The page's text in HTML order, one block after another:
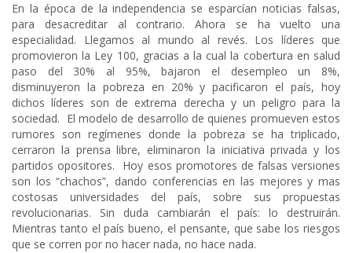
En la época de la independencia se esparcían noticias falsas,
para desacreditar al contrario. Ahora se ha vuelto una
especialidad. Llegamos al mundo al revés. Los líderes que
promovieron la Ley 100, gracias a la cual la cobertura en salud
paso del 30% al 95%, bajaron el desempleo un 8%,
disminuyeron la pobreza en 20% y pacificaron el país, hoy
dichos líderes son de extrema derecha y un peligro para la
sociedad. El modelo de desarrollo de quienes promueven estos
rumores son regímenes donde la pobreza se ha triplicado,
cerraron la prensa libre, eliminaron la iniciativa privada y los
partidos opositores. Hoy esos promotores de falsas versiones
son los “chachos”, dando conferencias en las mejores y mas
costosas universidades del país, sobre sus propuestas
revolucionarias. Sin duda cambiarán el país: lo destruirán.
Mientras tanto el país bueno, el pensante, que sabe los riesgos
que se corren por no hacer nada, no hace nada.